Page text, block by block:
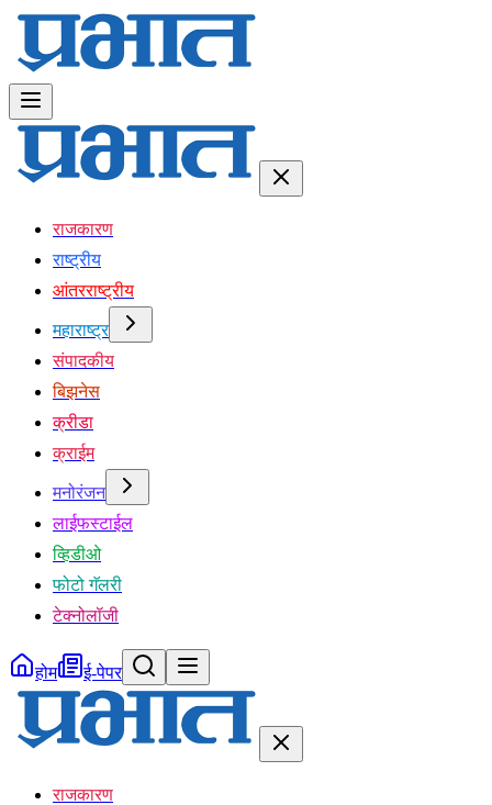
राजकारण
राष्ट्रीय
आंतरराष्ट्रीय
महाराष्ट्र
संपादकीय
बिझनेस
क्रीडा
क्राईम
मनोरंजन
लाईफस्टाईल
व्हिडीओ
फोटो गॅलरी
टेक्नोलॉजी
होम ई-पेपर
राजकारण